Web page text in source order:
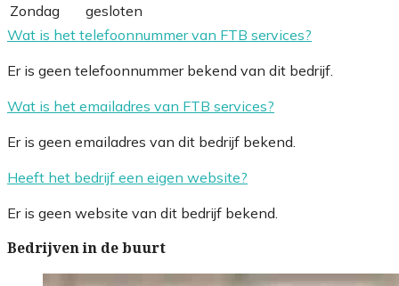
Zondag
gesloten
Wat is het telefoonnummer van FTB services?
Er is geen telefoonnummer bekend van dit bedrijf.
Wat is het emailadres van FTB services?
Er is geen emailadres van dit bedrijf bekend.
Heeft het bedrijf een eigen website?
Er is geen website van dit bedrijf bekend.
Bedrijven in de buurt